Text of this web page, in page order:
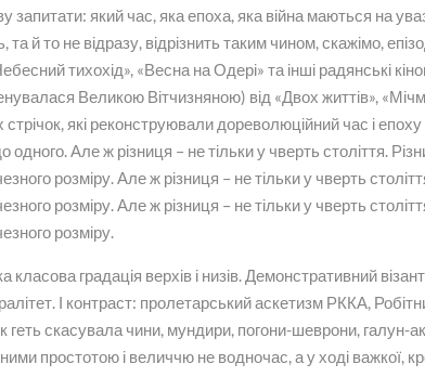
запитати: який час, яка епоха, яка війна маються на
й то не відразу, відрізнить таким чином, скажімо,
тихохід», «Весна на Одері» та інші радянські
Великою Вітчизняною) від «Двох життів»,
стрічок, які реконструювали дореволюційний час і
Але ж різниця – не тільки у чверть століття.
розміру. Але ж різниця – не тільки у чверть
розміру. Але ж різниця – не тільки у чверть
розміру.
градація верхів і низів. Демонстративний
І контраст: пролетарський аскетизм РККА,
геть скасувала чини, мундири, погони-шеврони, галун-
простотою і величчю не водночас, а у ході важкої,